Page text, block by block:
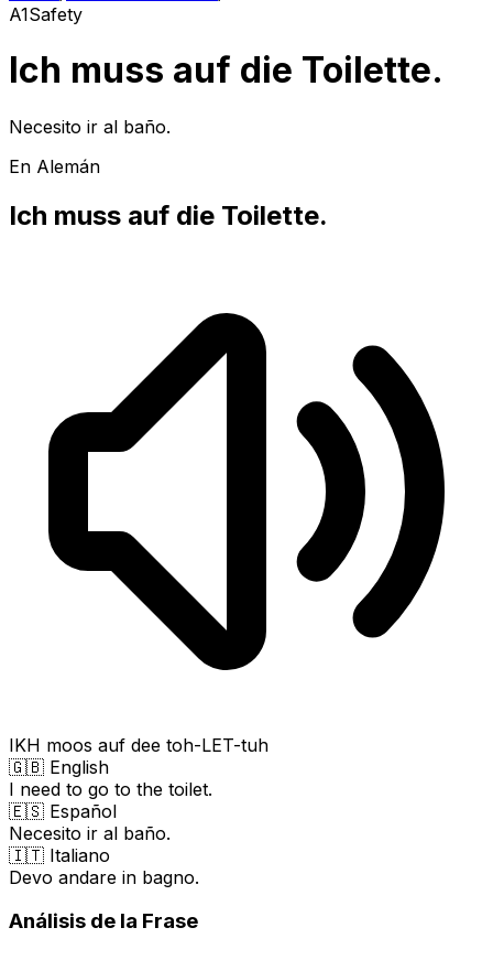
A1Safety
Ich muss auf die Toilette.
Necesito ir al baño.
En Alemán
Ich muss auf die Toilette.
IKH moos auf dee toh-LET-tuh
🇬🇧 English
I need to go to the toilet.
🇪🇸 Español
Necesito ir al baño.
🇮🇹 Italiano
Devo andare in bagno.
Análisis de la Frase